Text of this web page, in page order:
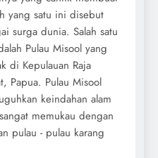
yang satu ini disebut
surga dunia. Salah satu
Pulau Misool yang
di Kepulauan Raja
Papua. Pulau Misool
keindahan alam
memukau dengan
pulau - pulau karang